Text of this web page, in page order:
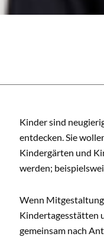
Kinder sind
entdecken. Sie
Kindergärten und
werden;
Wenn Mitgestaltung
Kindertagesstätten
gemeinsam nach